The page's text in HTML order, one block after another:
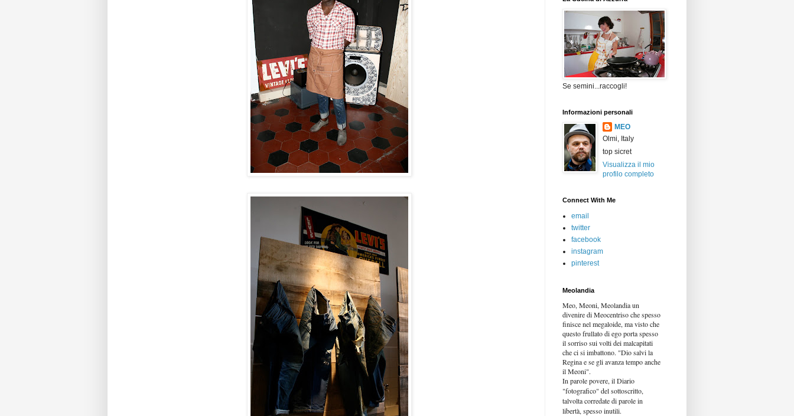
Se semini...raccogli!
Informazioni personali
MEO
Olmi, Italy
top sicret
Visualizza il mio
profilo completo
Connect With Me
email
twitter
facebook
instagram
pinterest
Meolandia
Meo, Meoni, Meolandia un
divenire di Meocentriso che spesso
finisce nel megaloide, ma visto che
questo frullato di ego porta spesso
il sorriso sui volti dei malcapitati
che ci si imbattono. "Dio salvi la
Regina e se gli avanza tempo anche
il Meoni".
In parole povere, il Diario
"fotografico" del sottoscritto,
talvolta corredate di parole in
libertà, spesso inutili.